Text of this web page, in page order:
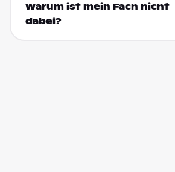
Warum ist mein Fach nicht
dabei?